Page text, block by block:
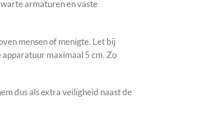
armaturen en vaste
mensen of menigte. Let bij
maximaal 5 cm. Zo
dus als extra veiligheid naast de